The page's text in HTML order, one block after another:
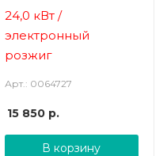
24,0 кВт /
электронный
розжиг
Арт.: 0064727
15 850р.
В корзину